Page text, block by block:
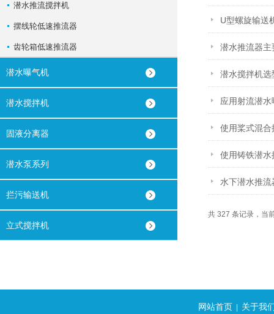
潜水推流搅拌机
摆线轮低速推流器
齿轮箱低速推流器
潜水曝气机
潜水搅拌机
固液分离器
潜水泵系列
拦污输送机
立式搅拌机
U型螺旋输送
潜水推流器
潜水搅拌机选
应用射流潜
使用桨式混
使用铸铁潜
水下潜水推
共 327 条记录，当
网站首页 关于我